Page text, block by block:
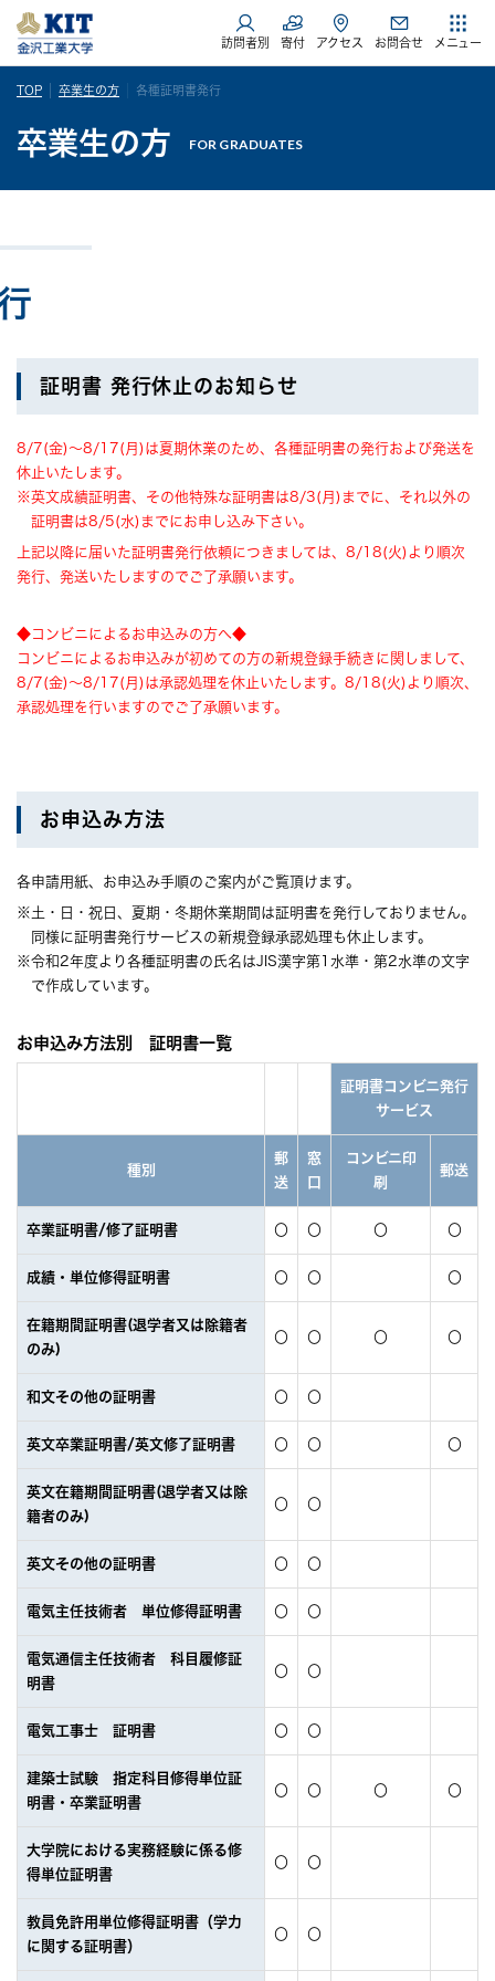
訪問者別 寄付 アクセス お問合せ メニュー
TOP 卒業生の方 各種証明書発行
卒業生の方 FOR GRADUATES
証明書 発行休止のお知らせ
8/7(金)～8/17(月)は夏期休業のため、各種証明書の発行および発送を
休止いたします。
※英文成績証明書、その他特殊な証明書は8/3(月)までに、それ以外の
証明書は8/5(水)までにお申し込み下さい。
上記以降に届いた証明書発行依頼につきましては、8/18(火)より順次
発行、発送いたしますのでご了承願います。
◆コンビニによるお申込みの方へ◆
コンビニによるお申込みが初めての方の新規登録手続きに関しまして、
8/7(金)～8/17(月)は承認処理を休止いたします。8/18(火)より順次、
承認処理を行いますのでご了承願います。
お申込み方法
各申請用紙、お申込み手順のご案内がご覧頂けます。
※土・日・祝日、夏期・冬期休業期間は証明書を発行しておりません。
同様に証明書発行サービスの新規登録承認処理も休止します。
※令和2年度より各種証明書の氏名はJIS漢字第1水準・第2水準の文字
で作成しています。
お申込み方法別 証明書一覧
証明書コンビニ発行
サービス
種別
郵
送
窓
口
コンビニ印
刷
郵送
卒業証明書/修了証明書 〇 〇 〇 〇
成績・単位修得証明書 〇 〇 〇
在籍期間証明書(退学者又は除籍者
のみ)
〇 〇 〇 〇
和文その他の証明書 〇 〇
英文卒業証明書/英文修了証明書 〇 〇 〇
英文在籍期間証明書(退学者又は除
籍者のみ)
〇 〇
英文その他の証明書 〇 〇
電気主任技術者 単位修得証明書 〇 〇
電気通信主任技術者 科目履修証
明書
〇 〇
電気工事士 証明書 〇 〇
建築士試験 指定科目修得単位証
明書・卒業証明書
〇 〇 〇 〇
大学院における実務経験に係る修
得単位証明書
〇 〇
教員免許用単位修得証明書（学力
に関する証明書）
〇 〇